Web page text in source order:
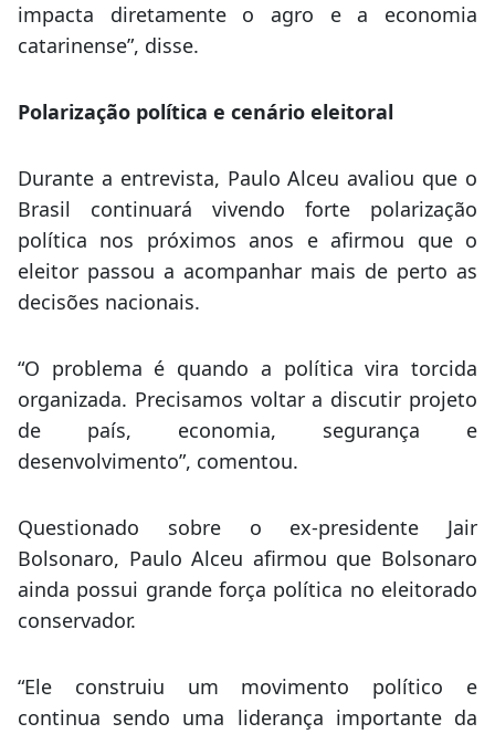
impacta diretamente o agro e a economia
catarinense”, disse.
Polarização política e cenário eleitoral
Durante a entrevista, Paulo Alceu avaliou que o
Brasil continuará vivendo forte polarização
política nos próximos anos e afirmou que o
eleitor passou a acompanhar mais de perto as
decisões nacionais.
“O problema é quando a política vira torcida
organizada. Precisamos voltar a discutir projeto
de país, economia, segurança e
desenvolvimento”, comentou.
Questionado sobre o ex-presidente Jair
Bolsonaro, Paulo Alceu afirmou que Bolsonaro
ainda possui grande força política no eleitorado
conservador.
“Ele construiu um movimento político e
continua sendo uma liderança importante da